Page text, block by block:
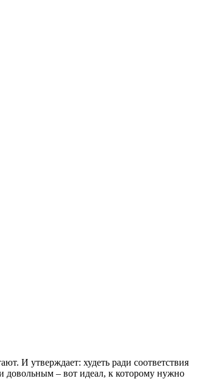
И утверждает: худеть ради соответствия
довольным – вот идеал, к которому нужно